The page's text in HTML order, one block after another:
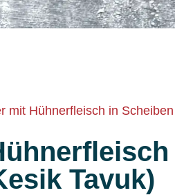
mit Hühnerfleisch in
Tavuk)